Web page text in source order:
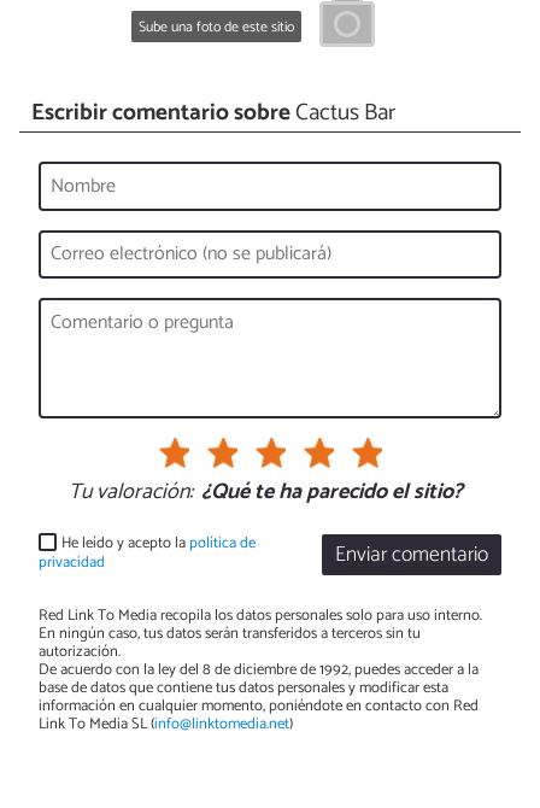
Sube una foto de este sitio
Escribir comentario sobreCactus Bar
Tu valoración: ¿Qué te ha parecido el sitio?
Enviar comentario
He leído y acepto lapolítica de
privacidad
Red Link To Media recopila los datos personales solo para uso interno.
En ningún caso, tus datos serán transferidos a terceros sin tu
autorización.
De acuerdo con la ley del 8 de diciembre de 1992, puedes acceder a la
base de datos que contiene tus datos personales y modificar esta
información en cualquier momento, poniéndote en contacto con Red
Link To Media SL (info@linktomedia.net)